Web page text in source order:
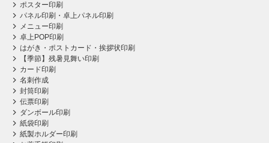
ポスター印刷
パネル印刷・卓上パネル印刷
メニュー印刷
卓上POP印刷
はがき・ポストカード・挨拶状印刷
【季節】残暑見舞い印刷
カード印刷
名刺作成
封筒印刷
伝票印刷
ダンボール印刷
紙袋印刷
紙製ホルダー印刷